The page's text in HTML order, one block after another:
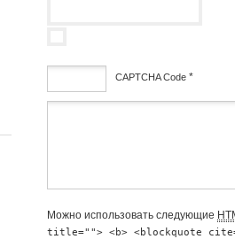
CAPTCHA Code *
Можно использовать следующие
title=""> <b> <blockquote